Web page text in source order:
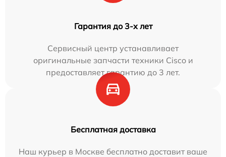
Гарантия до 3-х лет
Сервисный центр устанавливает
оригинальные запчасти техники Cisco и
предоставляет гарантию до 3 лет.
Бесплатная доставка
Наш курьер в Москве бесплатно доставит ваше